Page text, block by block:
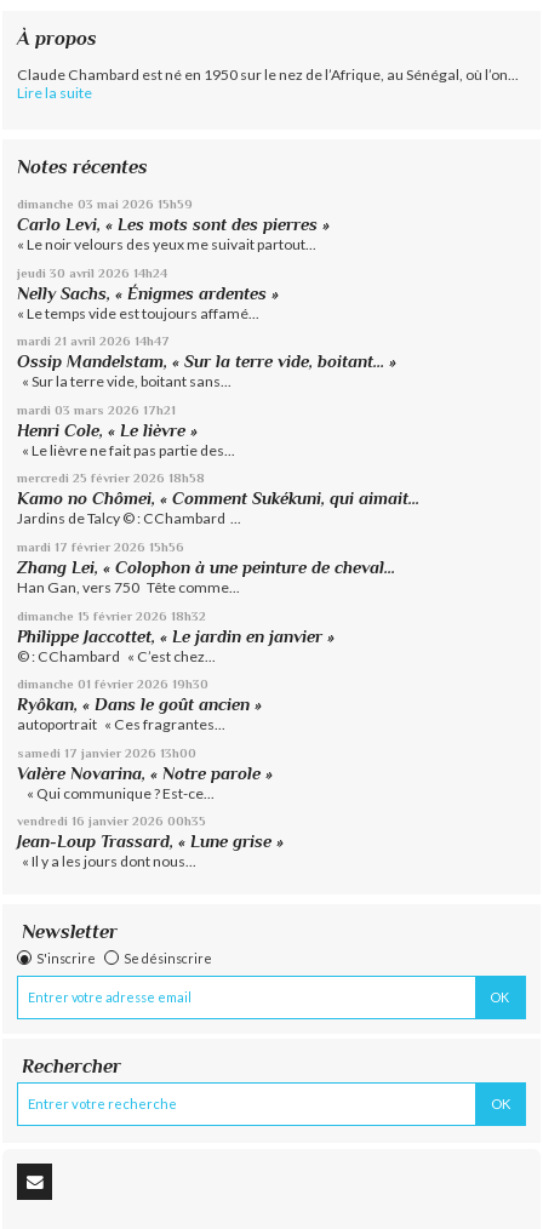
À propos
Claude Chambard est né en 1950 sur le nez de l’Afrique, au Sénégal, où l’on...
Lire la suite
Notes récentes
dimanche 03 mai 2026 15h59
Carlo Levi, « Les mots sont des pierres »
« Le noir velours des yeux me suivait partout...
jeudi 30 avril 2026 14h24
Nelly Sachs, « Énigmes ardentes »
« Le temps vide est toujours affamé...
mardi 21 avril 2026 14h47
Ossip Mandelstam, « Sur la terre vide, boitant… »
« Sur la terre vide, boitant sans...
mardi 03 mars 2026 17h21
Henri Cole, « Le lièvre »
« Le lièvre ne fait pas partie des...
mercredi 25 février 2026 18h58
Kamo no Chômei, « Comment Sukékuni, qui aimait...
Jardins de Talcy © : CChambard ...
mardi 17 février 2026 15h56
Zhang Lei, « Colophon à une peinture de cheval...
Han Gan, vers 750 Tête comme...
dimanche 15 février 2026 18h32
Philippe Jaccottet, « Le jardin en janvier »
© : CChambard « C’est chez...
dimanche 01 février 2026 19h30
Ryôkan, « Dans le goût ancien »
autoportrait « Ces fragrantes...
samedi 17 janvier 2026 13h00
Valère Novarina, « Notre parole »
« Qui communique ? Est-ce...
vendredi 16 janvier 2026 00h35
Jean-Loup Trassard, « Lune grise »
« Il y a les jours dont nous...
Newsletter
S'inscrire Se désinscrire
Rechercher